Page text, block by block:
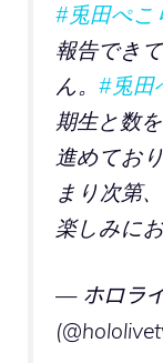
#兎田ぺこ
報告でき
ん。 #兎田
期生と数
進めてお
まり次第
楽しみに
— ホロラ